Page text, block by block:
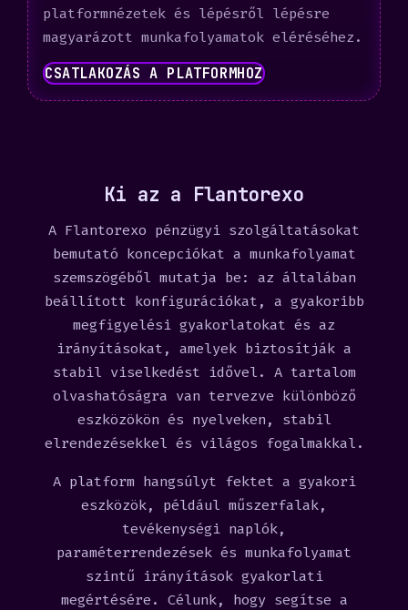
platformnézetek és lépésről lépésre
magyarázott munkafolyamatok eléréséhez.
CSATLAKOZÁS A PLATFORMHOZ
Ki az a Flantorexo
A Flantorexo pénzügyi szolgáltatásokat
bemutató koncepciókat a munkafolyamat
szemszögéből mutatja be: az általában
beállított konfigurációkat, a gyakoribb
megfigyelési gyakorlatokat és az
irányításokat, amelyek biztosítják a
stabil viselkedést idővel. A tartalom
olvashatóságra van tervezve különböző
eszközökön és nyelveken, stabil
elrendezésekkel és világos fogalmakkal.
A platform hangsúlyt fektet a gyakori
eszközök, például műszerfalak,
tevékenységi naplók,
paraméterrendezések és munkafolyamat
szintű irányítások gyakorlati
megértésére. Célunk, hogy segítse a